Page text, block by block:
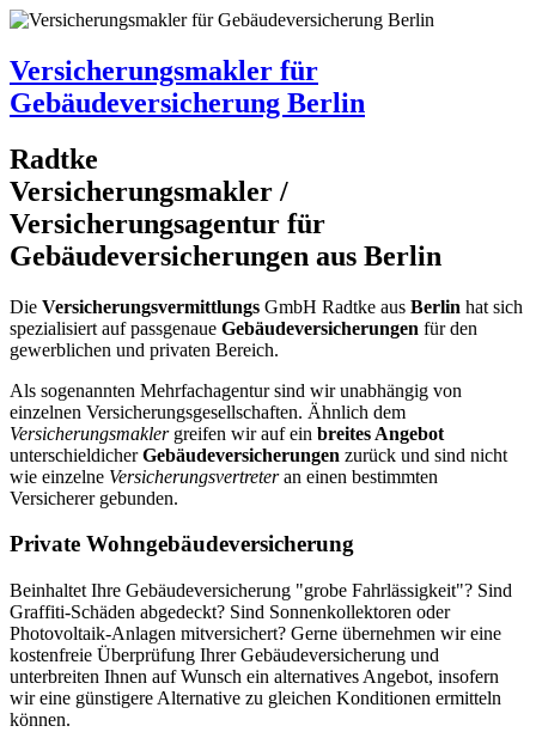
Versicherungsmakler für
Gebäudeversicherung Berlin
Radtke
Versicherungsmakler /
Versicherungsagentur für
Gebäudeversicherungen aus Berlin
Die Versicherungsvermittlungs GmbH Radtke aus Berlin hat sich
spezialisiert auf passgenaue Gebäudeversicherungen für den
gewerblichen und privaten Bereich.
Als sogenannten Mehrfachagentur sind wir unabhängig von
einzelnen Versicherungsgesellschaften. Ähnlich dem
Versicherungsmaklergreifen wir auf ein breites Angebot
unterschieldicherGebäudeversicherungen zurück und sind nicht
wie einzelne Versicherungsvertreteran einen bestimmten
Versicherer gebunden.
Private Wohngebäudeversicherung
Beinhaltet Ihre Gebäudeversicherung "grobe Fahrlässigkeit"? Sind
Graffiti-Schäden abgedeckt? Sind Sonnenkollektoren oder
Photovoltaik-Anlagen mitversichert? Gerne übernehmen wir eine
kostenfreie Überprüfung Ihrer Gebäudeversicherung und
unterbreiten Ihnen auf Wunsch ein alternatives Angebot, insofern
wir eine günstigere Alternative zu gleichen Konditionen ermitteln
können.